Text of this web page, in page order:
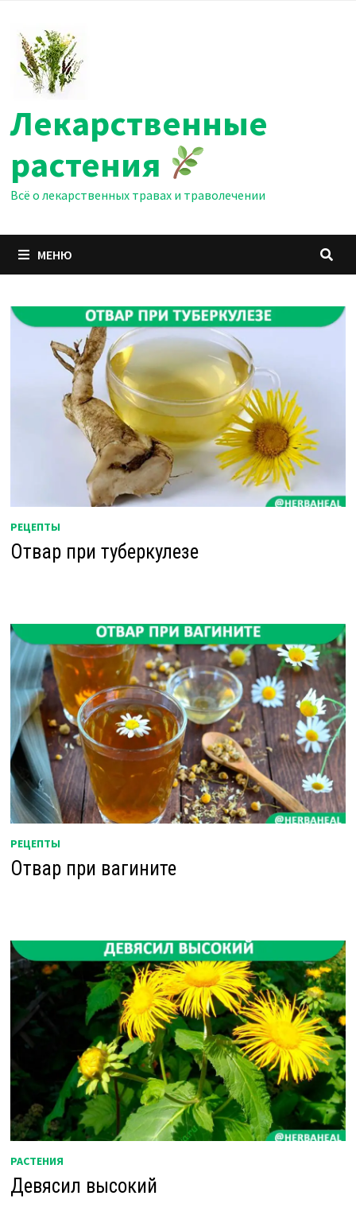
содержимому
Лекарственные
растения
Всё о лекарственных травах и траволечении
МЕНЮ
РЕЦЕПТЫ
Отвар при туберкулезе
РЕЦЕПТЫ
Отвар при вагините
РАСТЕНИЯ
Девясил высокий